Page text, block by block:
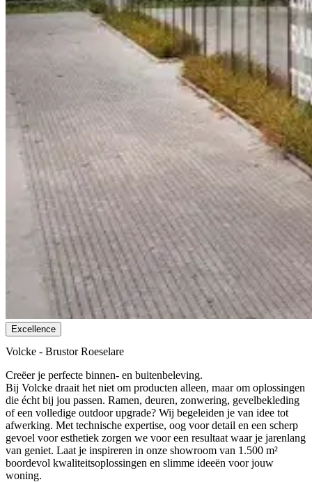
Excellence
Volcke - Brustor Roeselare
Creëer je perfecte binnen- en buitenbeleving.
Bij Volcke draait het niet om producten alleen, maar om oplossingen
die écht bij jou passen. Ramen, deuren, zonwering, gevelbekleding
of een volledige outdoor upgrade? Wij begeleiden je van idee tot
afwerking. Met technische expertise, oog voor detail en een scherp
gevoel voor esthetiek zorgen we voor een resultaat waar je jarenlang
van geniet. Laat je inspireren in onze showroom van 1.500 m²
boordevol kwaliteitsoplossingen en slimme ideeën voor jouw
woning.